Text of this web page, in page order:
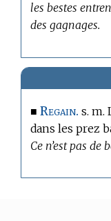
les bestes
des gagnages.
■Regain. s. m.
dans les prez
Ce n’est pas de